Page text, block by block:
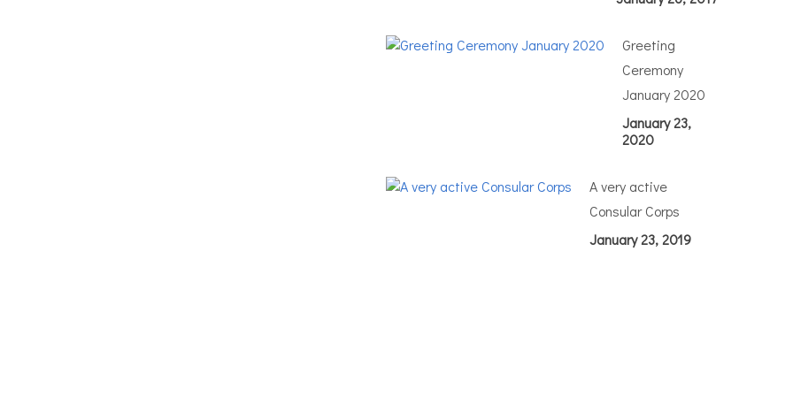
Greeting
Ceremony
January 2020
January 23,
2020
A very active
Consular Corps
January 23, 2019